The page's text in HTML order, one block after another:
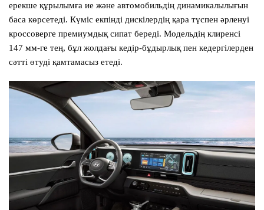
ерекше құрылымға ие және автомобильдің динамикалылығын
баса көрсетеді. Күміс екпінді дискілердің қара түспен әрленуі
кроссоверге премиумдық сипат береді. Модельдің клиренсі
147 мм-ге тең, бұл жолдағы кедір-бұдырлық пен кедергілерден
сәтті өтуді қамтамасыз етеді.